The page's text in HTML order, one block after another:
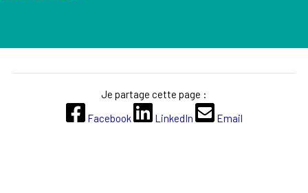
Je partage cette page :
Facebook
LinkedIn Email